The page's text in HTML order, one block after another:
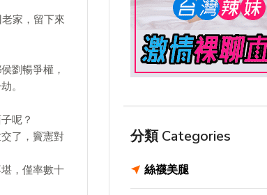
家，留下來
劉暢爭權，
。
呢？
了，竇憲對
，僅率數十
分類 Categories
絲襪美腿